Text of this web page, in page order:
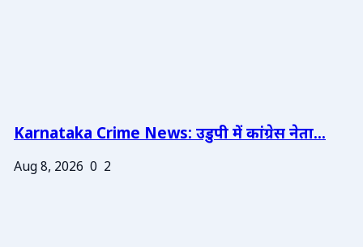
Karnataka Crime News: उडुपी में कांग्रेस नेता...
Aug 8, 2026 0 2